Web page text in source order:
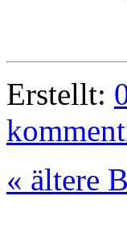
Erstellt:
« ältere